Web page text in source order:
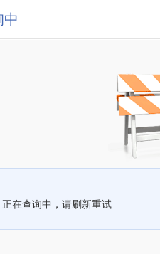
中
正在查询中，请刷新重试